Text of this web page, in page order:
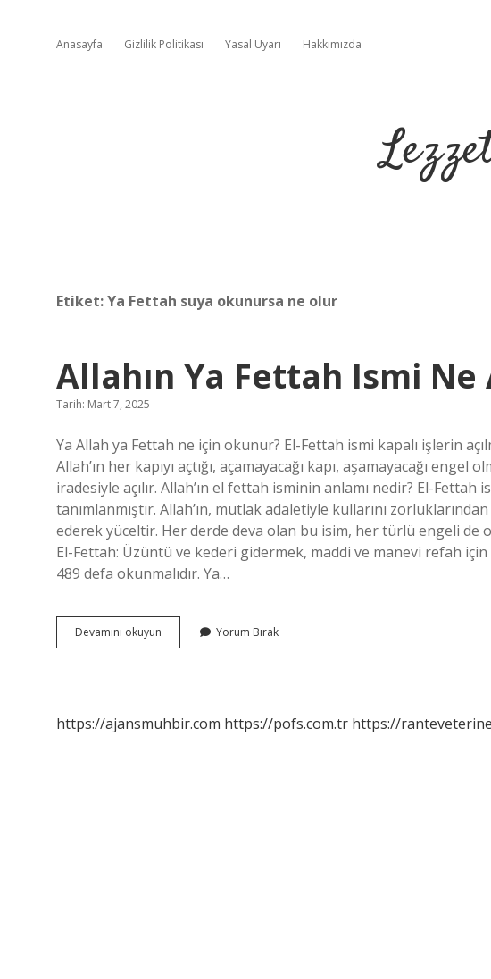
Anasayfa Gizlilik Politikası Yasal Uyarı Hakkımızda
Etiket:Ya Fettah suya okunursa ne olur
Allahın Ya Fettah Ismi
Tarih: Mart 7, 2025
Ya Allah ya Fettah ne için okunur? El-Fettah ismi kapalı işlerin
Allah’ın her kapıyı açtığı, açamayacağı kapı, aşamayacağı
iradesiyle açılır. Allah’ın el fettah isminin anlamı nedir? El-Fettah
tanımlanmıştır. Allah’ın, mutlak adaletiyle kullarını
ederek yüceltir. Her derde deva olan bu isim, her türlü engeli de
El-Fettah: Üzüntü ve kederi gidermek, maddi ve manevi refah
489 defa okunmalıdır. Ya…
Devamını okuyun
Ya
Gelir
Yorum Bırak
https://ajansmuhbir.com https://pofs.com.tr https://